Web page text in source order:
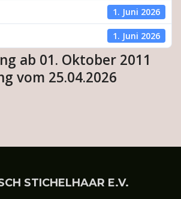
1. Juni 2026
1. Juni 2026
ab 01. Oktober 2011
vom 25.04.2026
STICHELHAAR E.V.